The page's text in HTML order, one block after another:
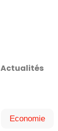
Actualités
Economie